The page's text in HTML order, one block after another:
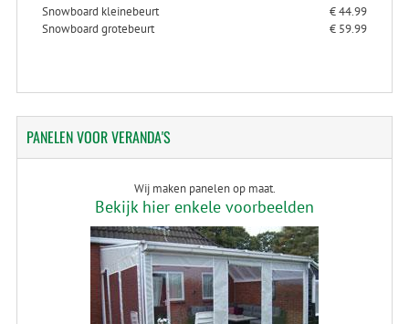
Snowboard kleinebeurt
€ 44.99
Snowboard grotebeurt
€ 59.99
PANELENVOOR VERANDA'S
Wij maken panelen op maat.
Bekijk hier enkele voorbeelden